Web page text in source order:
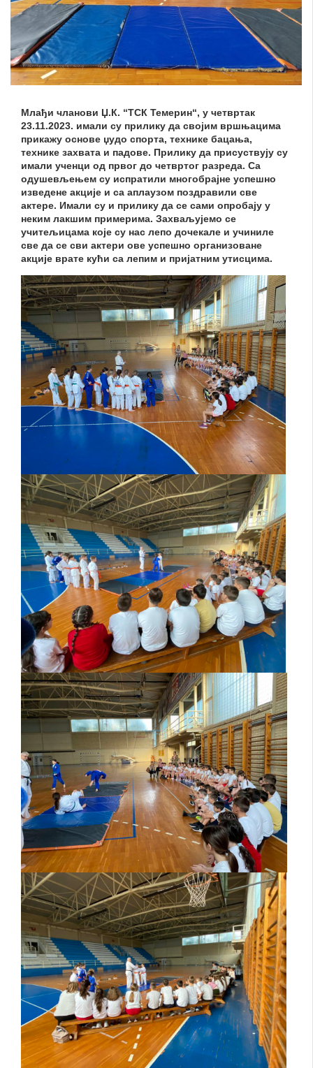
Млађи чланови Џ.К. “ТСК Темерин“, у четвртак
23.11.2023. имали су прилику да својим вршњацима
прикажу основе џудо спорта, технике бацања,
технике захвата и падове. Прилику да присуствују су
имали ученци од првог до четвртог разреда. Са
одушевљењем су испратили многобрајне успешно
изведене акције и са аплаузом поздравили све
актере. Имали су и прилику да се сами опробају у
неким лакшим примерима. Захваљујемо се
учитељицама које су нас лепо дочекале и учиниле
све да се сви актери ове успешно организоване
акције врате кући са лепим и пријатним утисцима.